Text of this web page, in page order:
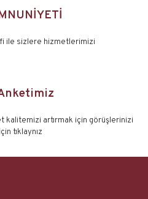
ile sizlere hizmetlerimizi
kalitemizi artırmak için görüşlerinizi
tıklaynız